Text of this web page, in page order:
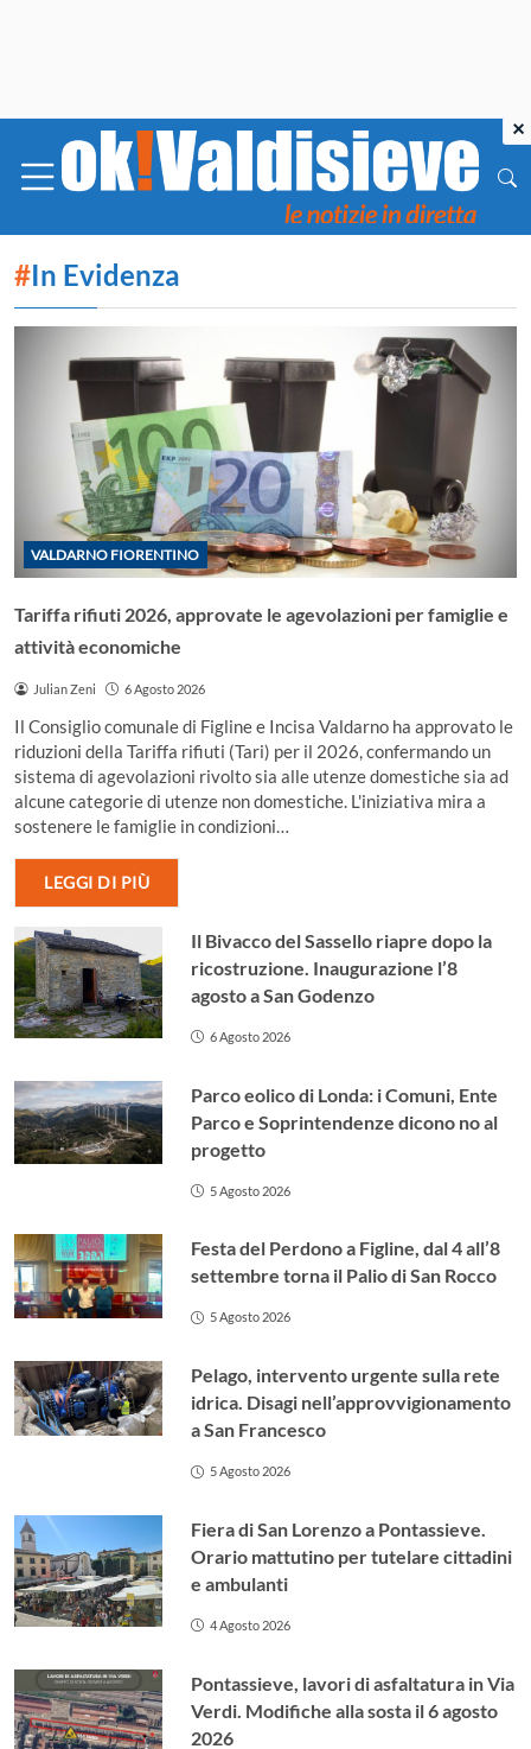
#In Evidenza
VALDARNO FIORENTINO
Tariffa rifiuti 2026, approvate le agevolazioni per famiglie e
attività economiche
Julian Zeni 6 Agosto 2026
Il Consiglio comunale di Figline e Incisa Valdarno ha approvato le
riduzioni della Tariffa rifiuti (Tari) per il 2026, confermando un
sistema di agevolazioni rivolto sia alle utenze domestiche sia ad
alcune categorie di utenze non domestiche. L'iniziativa mira a
sostenere le famiglie in condizioni…
LEGGI DI PIÙ
Il Bivacco del Sassello riapre dopo la
ricostruzione. Inaugurazione l’8
agosto a San Godenzo
6 Agosto 2026
Parco eolico di Londa: i Comuni, Ente
Parco e Soprintendenze dicono no al
progetto
5 Agosto 2026
Festa del Perdono a Figline, dal 4 all’8
settembre torna il Palio di San Rocco
5 Agosto 2026
Pelago, intervento urgente sulla rete
idrica. Disagi nell’approvvigionamento
a San Francesco
5 Agosto 2026
Fiera di San Lorenzo a Pontassieve.
Orario mattutino per tutelare cittadini
e ambulanti
4 Agosto 2026
Pontassieve, lavori di asfaltatura in Via
Verdi. Modifiche alla sosta il 6 agosto
2026
×